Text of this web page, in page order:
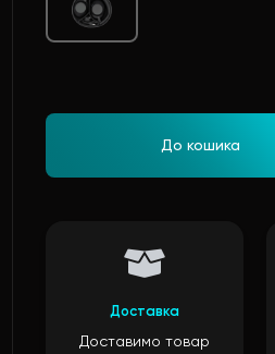
До кошика
Доставка
Доставимо товар